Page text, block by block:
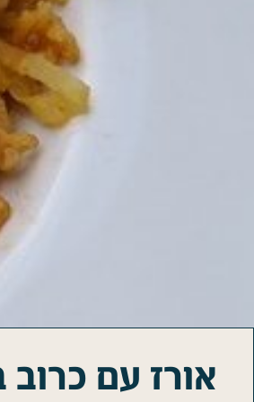
אורז עם כרוב